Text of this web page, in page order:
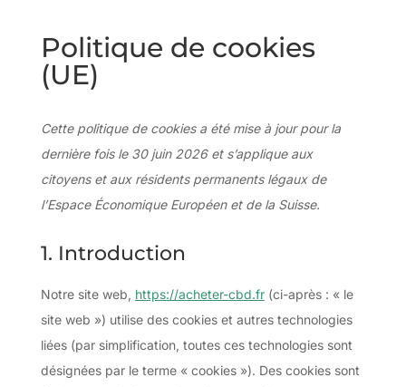
Politique de cookies
(UE)
Cette politique de cookies a été mise à jour pour la
dernière fois le 30 juin 2026 et s’applique aux
citoyens et aux résidents permanents légaux de
l’Espace Économique Européen et de la Suisse.
1. Introduction
Notre site web, https://acheter-cbd.fr(ci-après : « le
site web ») utilise des cookies et autres technologies
liées (par simplification, toutes ces technologies sont
désignées par le terme « cookies »). Des cookies sont